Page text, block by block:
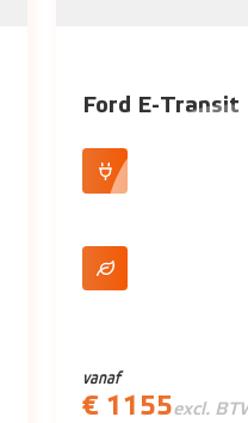
Ford E-Transit
vanaf
€ 1155excl.